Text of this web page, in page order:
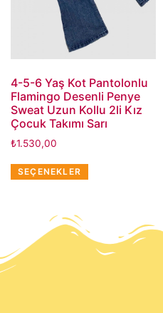
4-5-6 Yaş Kot Pantolonlu
Flamingo Desenli Penye
Sweat Uzun Kollu 2li Kız
Çocuk Takımı Sarı
₺1.530,00
SEÇENEKLER